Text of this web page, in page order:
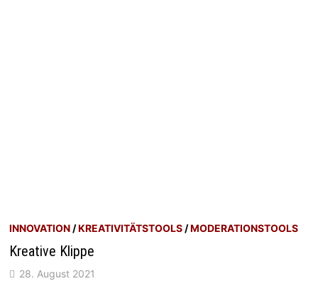
INNOVATION /KREATIVITÄTSTOOLS /MODERATIONSTOOLS
Kreative Klippe
28. August 2021